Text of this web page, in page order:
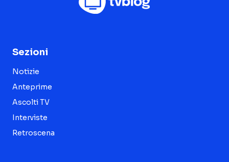
Sezioni
Notizie
Anteprime
Ascolti TV
Interviste
Retroscena